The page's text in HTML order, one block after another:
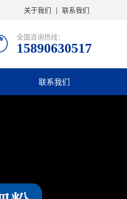
关于我们 | 联系我们
全国咨询热线：
15890630517
联系我们